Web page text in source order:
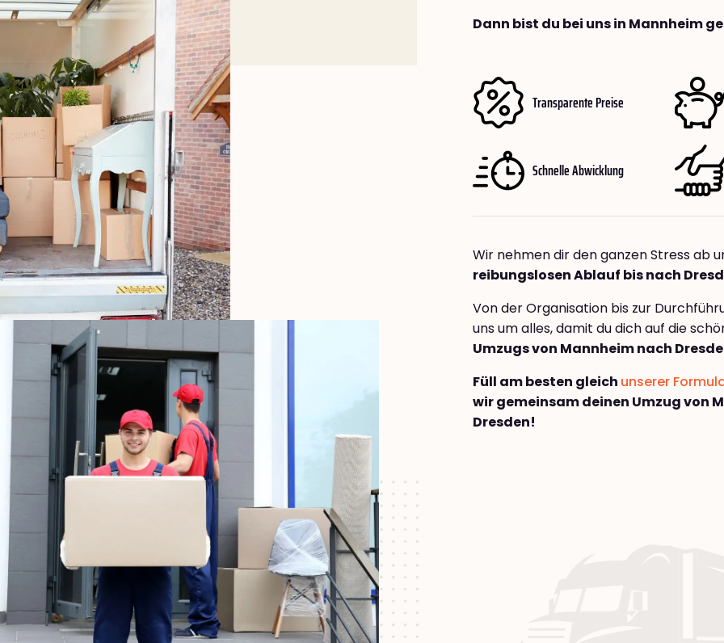
Dann bist du bei uns in Mannheim
Transparente Preise
Schnelle Abwicklung
Wir nehmen dir den ganzen Stress ab
reibungslosen Ablauf bis nach
Von der Organisation bis zur
uns um alles, damit du dich auf die
Umzugs von Mannheim nach
Füll am besten gleich unserer
wir gemeinsam deinen Umzug von
Dresden!